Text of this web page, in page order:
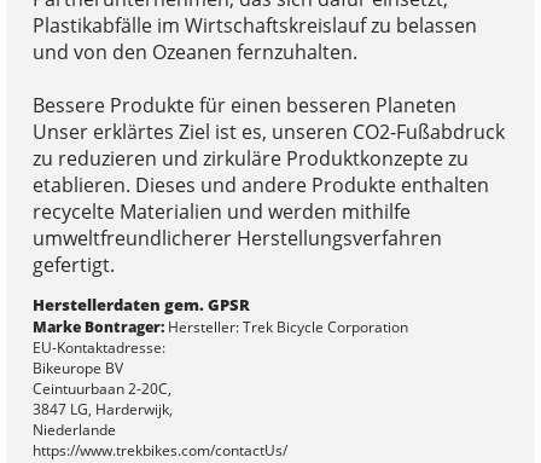
Plastikabfälle im Wirtschaftskreislauf zu belassen
und von den Ozeanen fernzuhalten.
Bessere Produkte für einen besseren Planeten
Unser erklärtes Ziel ist es, unseren CO2-Fußabdruck
zu reduzieren und zirkuläre Produktkonzepte zu
etablieren. Dieses und andere Produkte enthalten
recycelte Materialien und werden mithilfe
umweltfreundlicherer Herstellungsverfahren
gefertigt.
Herstellerdaten gem. GPSR
Marke Bontrager:Hersteller: Trek Bicycle Corporation
EU-Kontaktadresse:
Bikeurope BV
Ceintuurbaan 2-20C,
3847 LG, Harderwijk,
Niederlande
https://www.trekbikes.com/contactUs/